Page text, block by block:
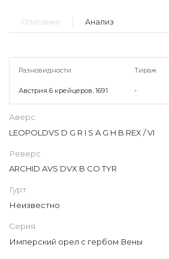
Описание Анализ
Разновидности Тираж
Австрия 6 крейцеров, 1691 -
Аверс
LEOPOLDVS D G R I S A G H B REX / VI
Реверс
ARCHID AVS DVX B CO TYR
Гурт
Неизвестно
Серия
Имперский орел с гербом Вены